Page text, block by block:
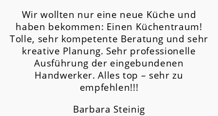
Wir wollten nur eine neue Küche und
haben bekommen: Einen Küchentraum!
Tolle, sehr kompetente Beratung und sehr
kreative Planung. Sehr professionelle
Ausführung der eingebundenen
Handwerker. Alles top – sehr zu
empfehlen!!!
Barbara Steinig